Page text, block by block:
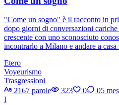
"Come un sogno" è il racconto in
dopo giorni di conversazioni
crescente con uno sconosciuto
incontrarlo a Milano e andare a casa
Etero
Voyeurismo
Trasgressioni
2167 parole
323 0 05
I